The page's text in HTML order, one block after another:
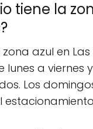
tiene la
azul en
lunes a viernes
Los